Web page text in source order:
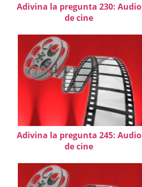
Adivina la pregunta 230: Audio
de cine
Adivina la pregunta 245: Audio
de cine